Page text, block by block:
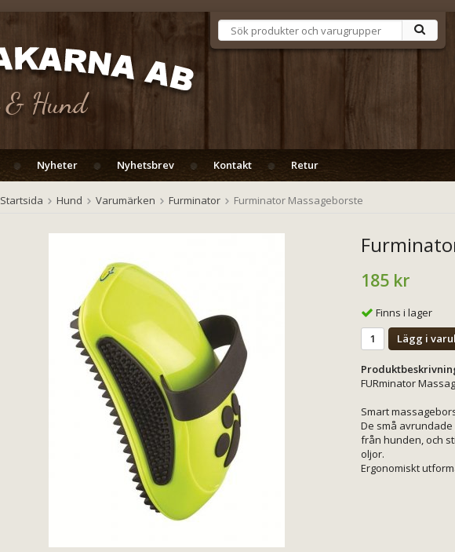
Nyheter Nyhetsbrev Kontakt Retur
Startsida Hund Varumärken Furminator Furminator Massageborste
185 kr
Finns i lager
Lägg i
FURminator
Smart
De små
från hunden, och
oljor.
Ergonomiskt